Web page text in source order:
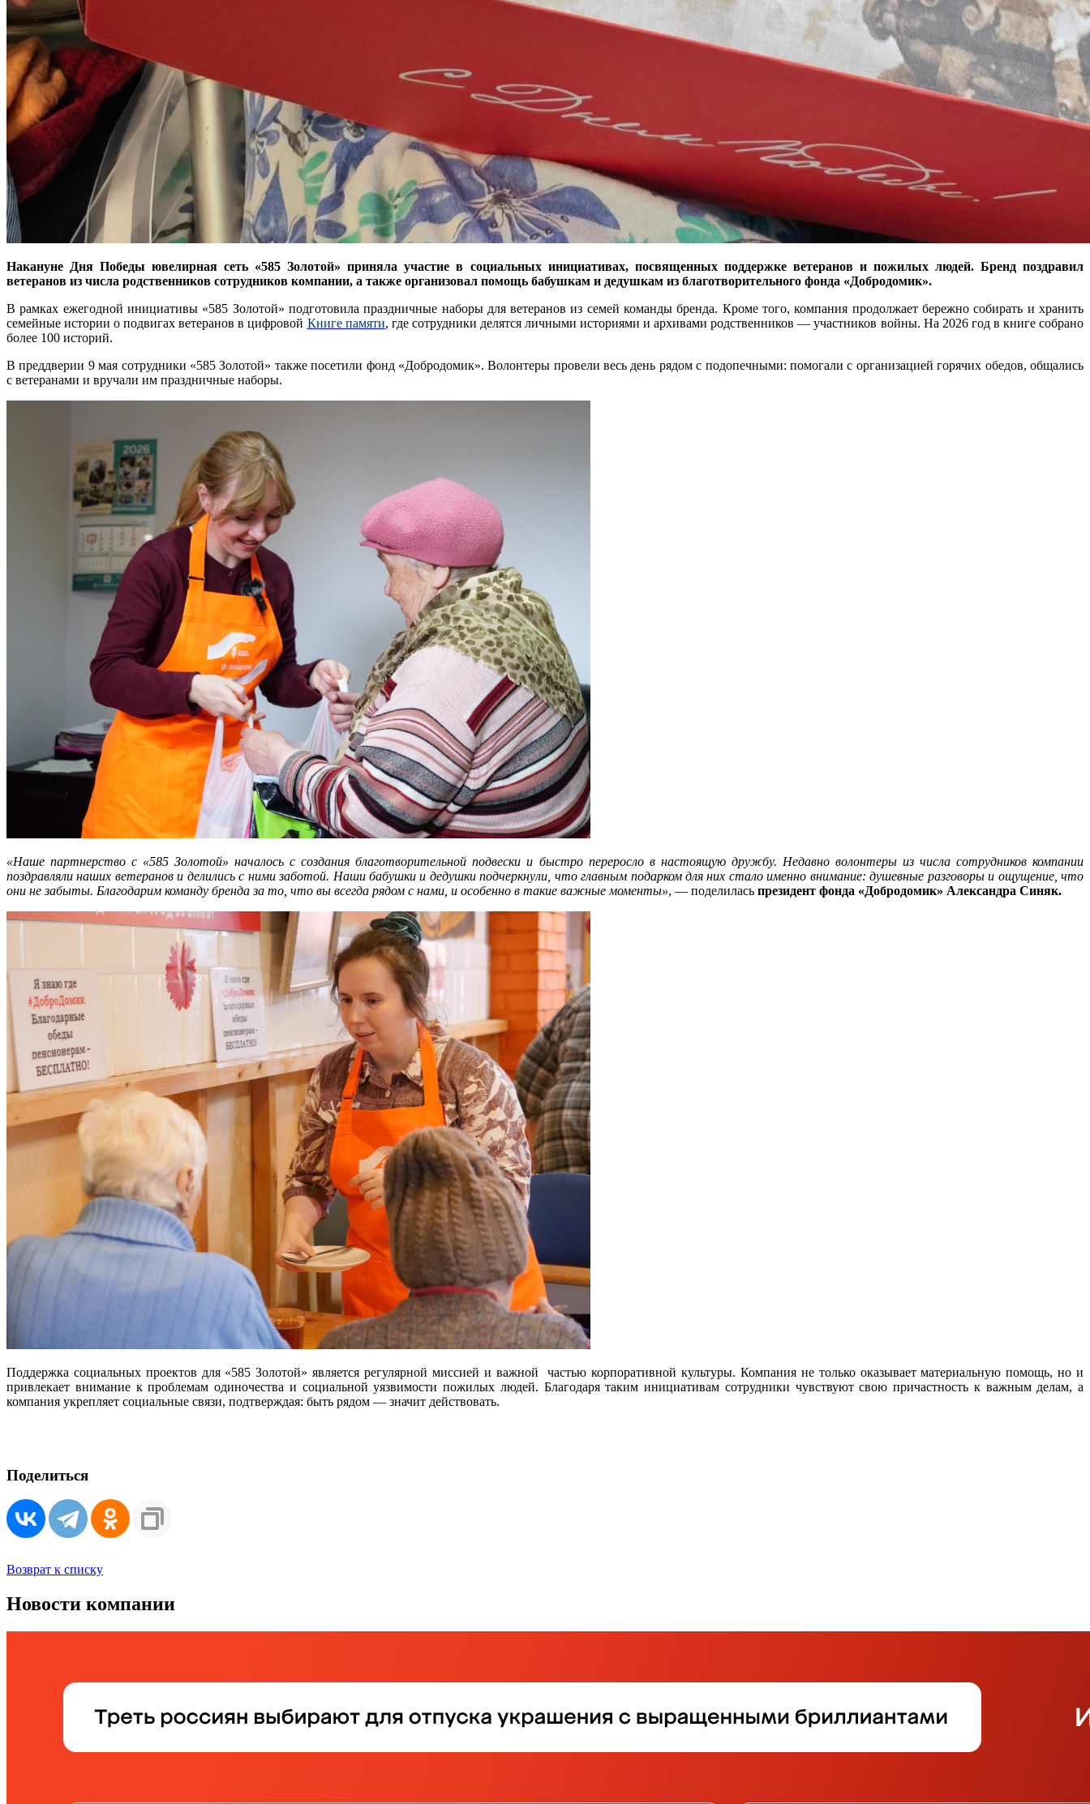
Накануне Дня Победы ювелирная сеть «585 Золотой» приняла участие в социальных инициативах, посвященных поддержке ветеранов и пожилых людей. Бренд поздравил
ветеранов из числа родственников сотрудников компании, а также организовал помощь бабушкам и дедушкам из благотворительного фонда «Добродомик».
В рамках ежегодной инициативы «585 Золотой» подготовила праздничные наборы для ветеранов из семей команды бренда. Кроме того, компания продолжает бережно собирать и хранить
семейные истории о подвигах ветеранов в цифровой Книге памяти, где сотрудники делятся личными историями и архивами родственников — участников войны. На 2026 год в книге собрано
более 100 историй.
В преддверии 9 мая сотрудники «585 Золотой» также посетили фонд «Добродомик». Волонтеры провели весь день рядом с подопечными: помогали с организацией горячих обедов, общались
с ветеранами и вручали им праздничные наборы.
«Наше партнерство с «585 Золотой» началось с создания благотворительной подвески и быстро переросло в настоящую дружбу. Недавно волонтеры из числа сотрудников компании
поздравляли наших ветеранов и делились с ними заботой. Наши бабушки и дедушки подчеркнули, что главным подарком для них стало именно внимание: душевные разговоры и ощущение, что
они не забыты. Благодарим команду бренда за то, что вы всегда рядом с нами, и особенно в такие важные моменты», — поделилась президент фонда «Добродомик» Александра Синяк.
Поддержка социальных проектов для «585 Золотой» является регулярной миссией и важной частью корпоративной культуры. Компания не только оказывает материальную помощь, но и
привлекает внимание к проблемам одиночества и социальной уязвимости пожилых людей. Благодаря таким инициативам сотрудники чувствуют свою причастность к важным делам, а
компания укрепляет социальные связи, подтверждая: быть рядом — значит действовать.
Поделиться
Возврат к списку
Новости компании